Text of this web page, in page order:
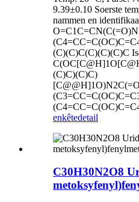
9.39±0.10 Soerste
nammen en
(C)(C)C(C)(C)(C)C
(C)C)(C)C)
enkêtedetail
C30H30N2O8